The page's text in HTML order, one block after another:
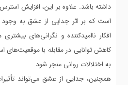
داشته باشد. علاوه بر این، افزایش
است که بر اثر جدایی از عشق به
افکار ناامیدکننده و نگرانی‌های
کاهش توانایی در مقابله با موقعیت‌های
به اختلالات روانی منجر شود.
همچنین، جدایی از عشق می‌تواند